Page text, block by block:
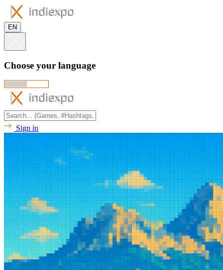
EN
Choose your language
Sign in